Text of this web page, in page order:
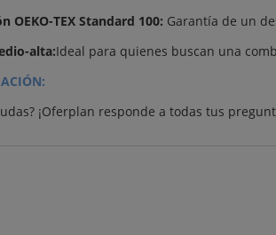
OEKO-TEX Standard 100: Garantía de un
alta:Ideal para quienes buscan una
¡Oferplan responde a todas tus